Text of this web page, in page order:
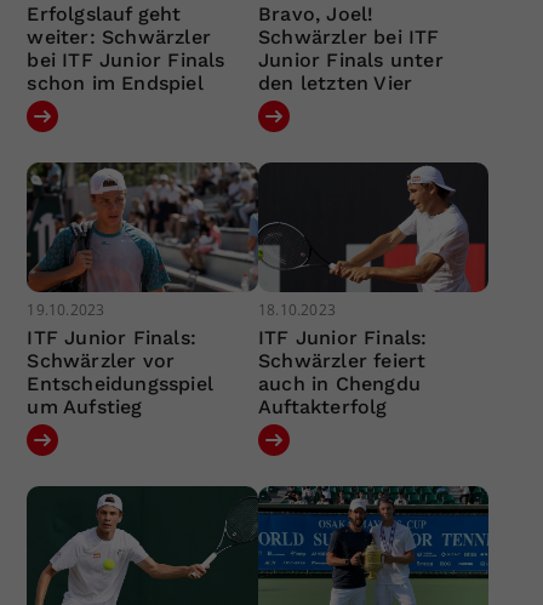
Erfolgslauf geht
weiter: Schwärzler
bei ITF Junior Finals
schon im Endspiel
Bravo, Joel!
Schwärzler bei ITF
Junior Finals unter
den letzten Vier
19.10.2023
ITF Junior Finals:
Schwärzler vor
Entscheidungsspiel
um Aufstieg
18.10.2023
ITF Junior Finals:
Schwärzler feiert
auch in Chengdu
Auftakterfolg